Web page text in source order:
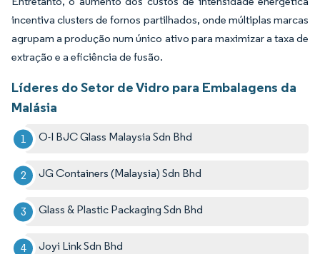
incentiva clusters de fornos partilhados, onde múltiplas marcas
agrupam a produção num único ativo para maximizar a taxa de
extração e a eficiência de fusão.
Líderes do Setor de Vidro para Embalagens da
Malásia
O-I BJC Glass Malaysia Sdn Bhd
JG Containers (Malaysia) Sdn Bhd
Glass & Plastic Packaging Sdn Bhd
Joyi Link Sdn Bhd